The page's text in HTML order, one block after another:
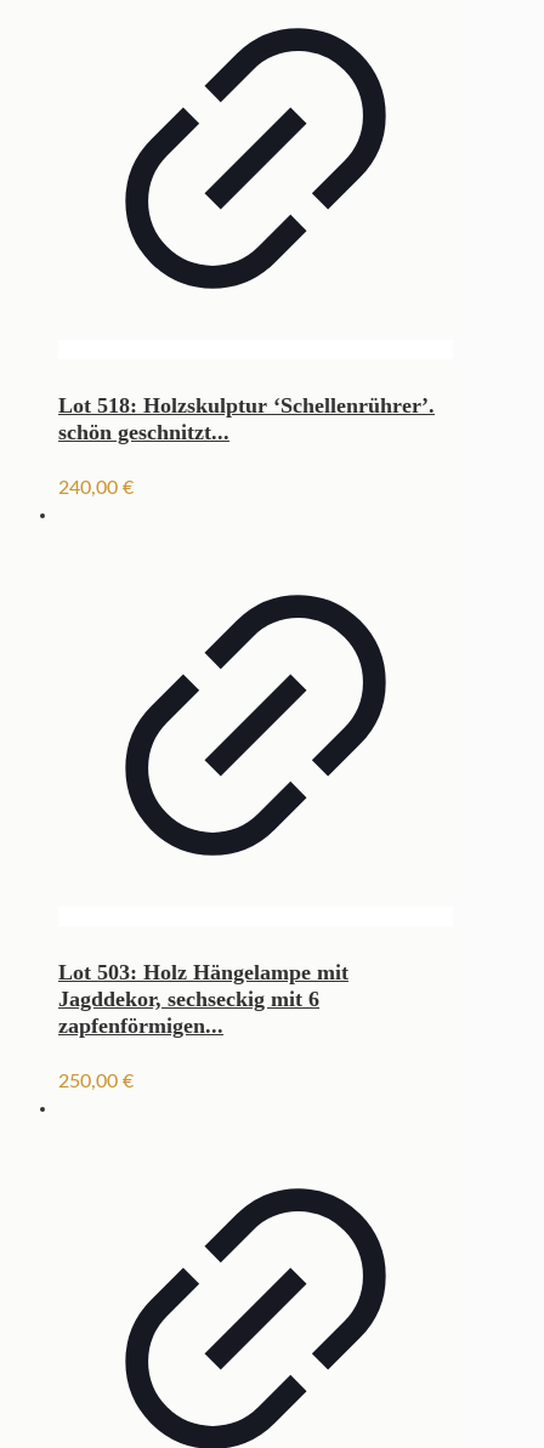
Lot 518: Holzskulptur ‘Schellenrührer’.
schön geschnitzt...
240,00 €
Lot 503: Holz Hängelampe mit
Jagddekor, sechseckig mit 6
zapfenförmigen...
250,00 €